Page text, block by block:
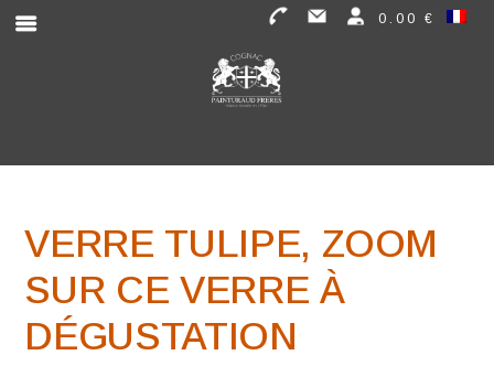
0.00 €
VERRE TULIPE, ZOOM
SUR CE VERRE À
DÉGUSTATION